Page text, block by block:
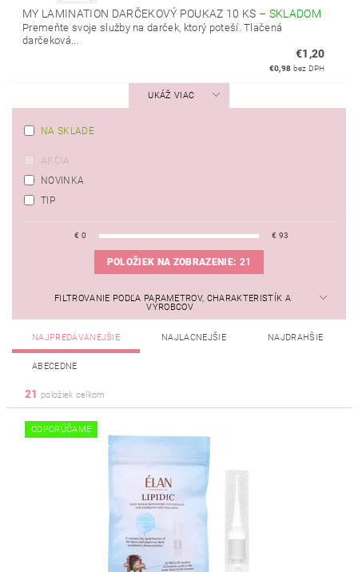
MY LAMINATION DARČEKOVÝ POUKAZ 10 KS – SKLADOM
Premeňte svoje služby na darček, ktorý poteší. Tlačená
darčeková...
€1,20
€0,98 bez DPH
UKÁŽ VIAC
NA SKLADE
AKCIA
NOVINKA
TIP
€ 0 € 93
POLOŽIEK NA ZOBRAZENIE: 21
FILTROVANIE PODĽA PARAMETROV, CHARAKTERISTÍK A
VÝROBCOV
NAJPREDÁVANEJŠIE NAJLACNEJŠIE NAJDRAHŠIE
ABECEDNE
21 položiek celkom
ODPORÚČAME